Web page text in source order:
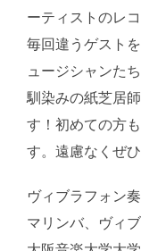
ーティストのレ
毎回違うゲスト
ュージシャンた
馴染みの紙芝居
す！初めての方
す。遠慮なくぜ
ヴィブラフォン
マリンバ、ヴィ